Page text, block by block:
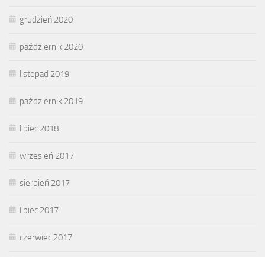
grudzień 2020
październik 2020
listopad 2019
październik 2019
lipiec 2018
wrzesień 2017
sierpień 2017
lipiec 2017
czerwiec 2017